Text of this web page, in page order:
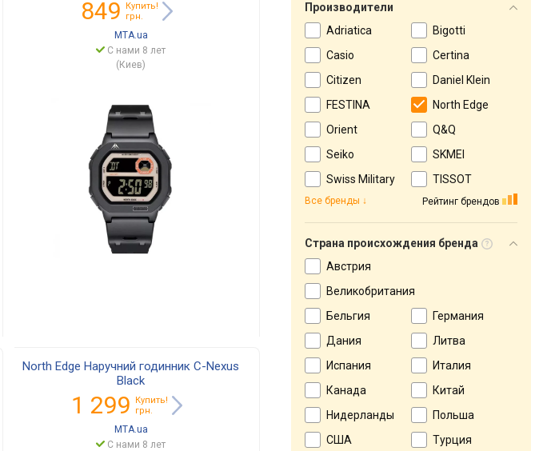
849
Купить!
грн.
MTA.ua
С нами 8 лет
(Киев)
North Edge Наручний годинник C-Nexus
Black
1 299
Купить!
грн.
MTA.ua
С нами 8 лет
Производители
Adriatica
Bigotti
Casio
Certina
Citizen
Daniel Klein
FESTINA
North Edge
Orient
Q&Q
Seiko
SKMEI
Swiss Military
TISSOT
Рейтинг брендов
Все бренды
Страна происхождения бренда
Австрия
Великобритания
Бельгия
Германия
Дания
Литва
Испания
Италия
Канада
Китай
Нидерланды
Польша
США
Турция